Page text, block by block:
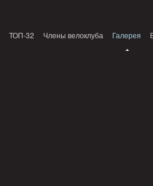
ТОП-32 Члены велоклуба Галерея